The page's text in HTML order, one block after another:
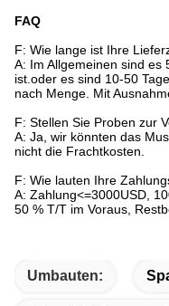
FAQ
F: Wie lange ist Ihre
A: Im Allgemeinen sind es
ist.oder es sind 10-50
nach Menge. Mit
F: Stellen Sie Proben zur
A: Ja, wir könnten das
nicht die Frachtkosten.
F: Wie lauten Ihre
A: Zahlung<=3000USD,
50 % T/T im Voraus,
Umbauten: